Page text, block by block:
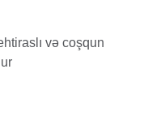
və coşqun